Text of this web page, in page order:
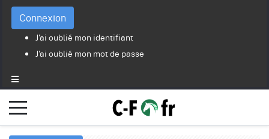
Connexion
J'ai oublié mon identifiant
J'ai oublié mon mot de passe